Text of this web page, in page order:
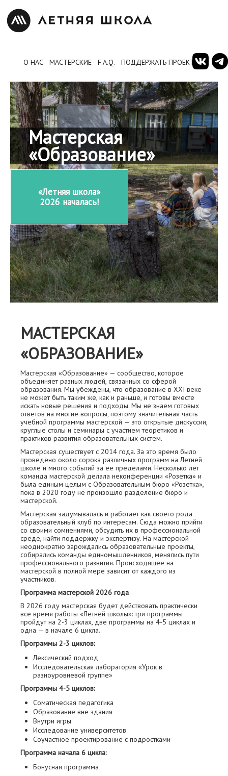
О НАС МАСТЕРСКИЕ F.A.Q. ПОДДЕРЖАТЬ ПРОЕКТ
Мастерская
«Образование»
«Летняя школа»
2026 началась!
МАСТЕРСКАЯ
«ОБРАЗОВАНИЕ»
Мастерская «Образование» — сообщество, которое
объединяет разных людей, связанных со сферой
образования. Мы убеждены, что образование в XXI веке
не может быть таким же, как и раньше, и готовы вместе
искать новые решения и подходы. Мы не знаем готовых
ответов на многие вопросы, поэтому значительная часть
учебной программы мастерской — это открытые дискуссии,
круглые столы и семинары с участием теоретиков и
практиков развития образовательных систем.
Мастерская существует с 2014 года. За это время было
проведено около сорока различных программ на Летней
школе и много событий за ее пределами. Несколько лет
команда мастерской делала неконференции «Розетка» и
была единым целым с Образовательным бюро «Розетка»,
пока в 2020 году не произошло разделение бюро и
мастерской.
Мастерская задумывалась и работает как своего рода
образовательный клуб по интересам. Сюда можно прийти
со своими сомнениями, обсудить их в профессиональной
среде, найти поддержку и экспертизу. На мастерской
неоднократно зарождались образовательные проекты,
собирались команды единомышленников, менялись пути
профессионального развития. Происходящее на
мастерской в полной мере зависит от каждого из
участников.
Программа мастерской 2026 года
В 2026 году мастерская будет действовать практически
все время работы «Летней школы»: три программы
пройдут на 2-3 циклах, две программы на 4-5 циклах и
одна — в начале 6 цикла.
Программы 2-3 циклов:
Лексический подход
Исследовательская лаборатория «Урок в
разноуровневой группе»
Программы 4-5 циклов:
Соматическая педагогика
Образование вне здания
Внутри игры
Исследование университетов
Соучастное проектирование с подростками
Программа начала 6 цикла:
Бонусная программа